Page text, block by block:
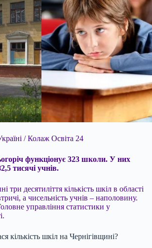
/ Колаж Освіта 24
функціонує 323 школи. У них
тисячі учнів.
три десятиліття кількість шкіл в області
а чисельність учнів – наполовину.
управління статистики у
кількість шкіл на Чернігівщині?